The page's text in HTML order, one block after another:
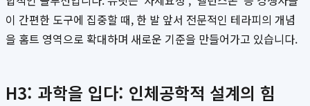
이 간편한 도구에 집중할 때, 한 발 앞서 전문적인 테라피의 개념
을 홈트 영역으로 확대하며 새로운 기준을 만들어가고 있습니다.
H3: 과학을 입다: 인체공학적 설계의 힘